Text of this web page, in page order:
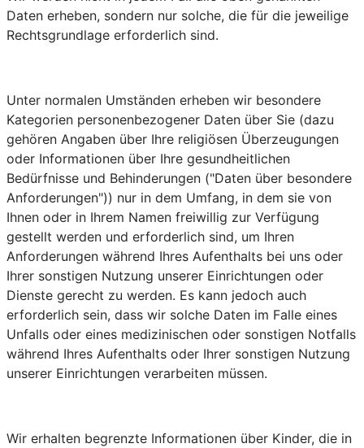
Daten erheben, sondern nur solche, die für die jeweilige
Rechtsgrundlage erforderlich sind.
Unter normalen Umständen erheben wir besondere
Kategorien personenbezogener Daten über Sie (dazu
gehören Angaben über Ihre religiösen Überzeugungen
oder Informationen über Ihre gesundheitlichen
Bedürfnisse und Behinderungen ("Daten über besondere
Anforderungen")) nur in dem Umfang, in dem sie von
Ihnen oder in Ihrem Namen freiwillig zur Verfügung
gestellt werden und erforderlich sind, um Ihren
Anforderungen während Ihres Aufenthalts bei uns oder
Ihrer sonstigen Nutzung unserer Einrichtungen oder
Dienste gerecht zu werden. Es kann jedoch auch
erforderlich sein, dass wir solche Daten im Falle eines
Unfalls oder eines medizinischen oder sonstigen Notfalls
während Ihres Aufenthalts oder Ihrer sonstigen Nutzung
unserer Einrichtungen verarbeiten müssen.
Wir erhalten begrenzte Informationen über Kinder, die in